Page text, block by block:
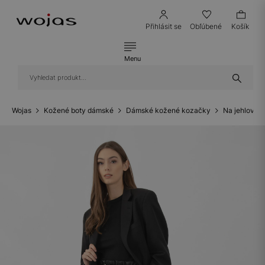
Přihlásit se Obľúbené Košík
Menu
Wojas Kožené boty dámské Dámské kožené kozačky Na